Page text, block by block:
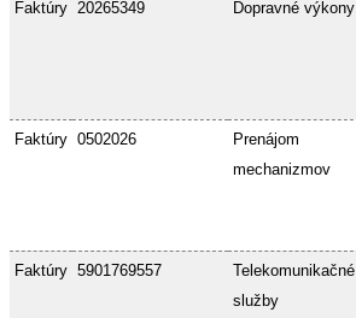
Faktúry 20265349 Dopravné výkony
Faktúry 0502026
Prenájom
mechanizmov
Faktúry 5901769557
Telekomunikačné
služby